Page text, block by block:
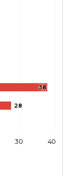
38
28
30 40